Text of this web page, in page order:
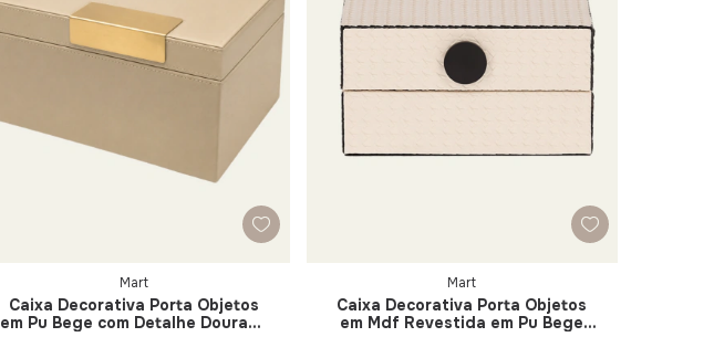
Mart
Caixa Decorativa Porta Objetos
em Pu Bege com Detalhe Dourado
Mart
Caixa Decorativa Porta Objetos
em Mdf Revestida em Pu Bege